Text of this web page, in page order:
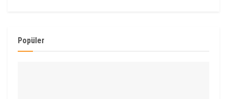
Popüler